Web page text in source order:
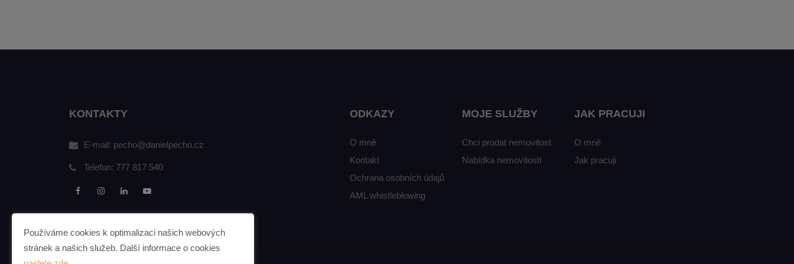
KONTAKTY
E-mail: pecho@danielpecho.cz
Telefon: 777 817 540
ODKAZY
O mně
Kontakt
Ochrana osobních údajů
AML whistleblowing
MOJE SLUŽBY
Chci prodat nemovitost
Nabídka nemovitostí
JAK PRACUJI
O mně
Jak pracuji
Používáme cookies k optimalizaci našich webových
stránek a našich služeb. Další informace o cookies